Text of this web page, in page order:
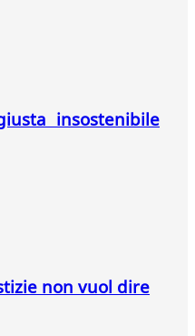
insostenibile
non vuol dire